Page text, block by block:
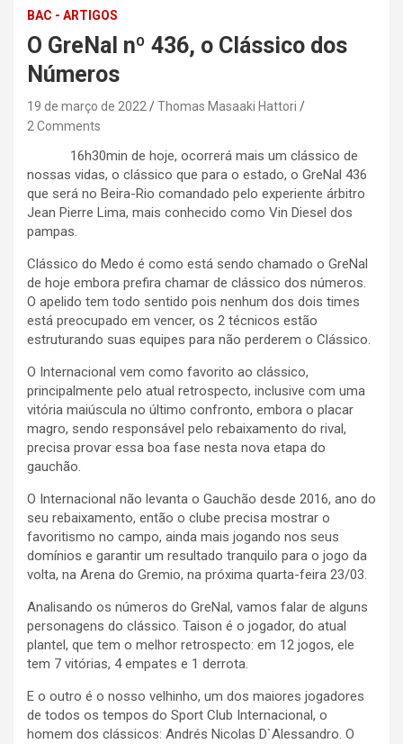
BAC - ARTIGOS
O GreNal nº 436, o Clássico dos
Números
19 de março de 2022
Thomas Masaaki Hattori
2 Comments
16h30min de hoje, ocorrerá mais um clássico de
nossas vidas, o clássico que para o estado, o GreNal 436
que será no Beira-Rio comandado pelo experiente árbitro
Jean Pierre Lima, mais conhecido como Vin Diesel dos
pampas.
Clássico do Medo é como está sendo chamado o GreNal
de hoje embora prefira chamar de clássico dos números.
O apelido tem todo sentido pois nenhum dos dois times
está preocupado em vencer, os 2 técnicos estão
estruturando suas equipes para não perderem o Clássico.
O Internacional vem como favorito ao clássico,
principalmente pelo atual retrospecto, inclusive com uma
vitória maiúscula no último confronto, embora o placar
magro, sendo responsável pelo rebaixamento do rival,
precisa provar essa boa fase nesta nova etapa do
gauchão.
O Internacional não levanta o Gauchão desde 2016, ano do
seu rebaixamento, então o clube precisa mostrar o
favoritismo no campo, ainda mais jogando nos seus
domínios e garantir um resultado tranquilo para o jogo da
volta, na Arena do Gremio, na próxima quarta-feira 23/03.
Analisando os números do GreNal, vamos falar de alguns
personagens do clássico. Taison é o jogador, do atual
plantel, que tem o melhor retrospecto: em 12 jogos, ele
tem 7 vitórias, 4 empates e 1 derrota.
E o outro é o nosso velhinho, um dos maiores jogadores
de todos os tempos do Sport Club Internacional, o
homem dos clássicos: Andrés Nicolas D`Alessandro. O